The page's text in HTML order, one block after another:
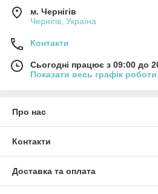
м. Чернігів
Чернігів, Україна
Контакти
Сьогодні працює з 09:00 до
Показати весь графік роботи
Про нас
Контакти
Доставка та оплата